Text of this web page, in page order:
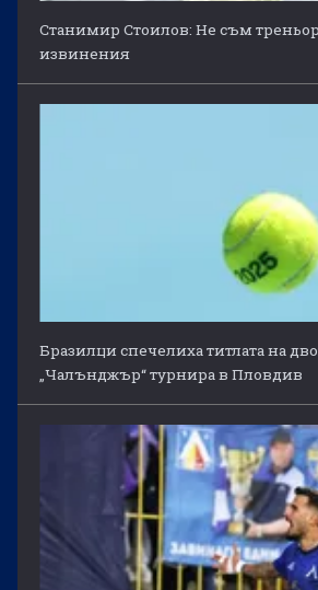
Станимир Стоилов: Не съм
извинения
Бразилци спечелиха титлата на
„Чалънджър“ турнира в Пловдив